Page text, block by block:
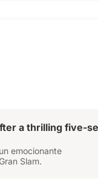
a thrilling five-
emocionante
Slam.